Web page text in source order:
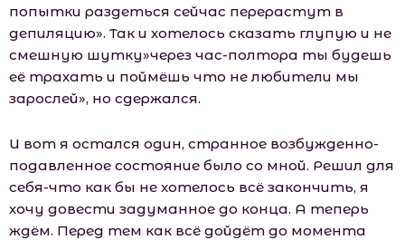
попытки раздеться сейчас перерастут в
депиляцию». Так и хотелось сказать глупую и не
смешную шутку»через час-полтора ты будешь
её трахать и поймёшь что не любители мы
зарослей», но сдержался.
И вот я остался один, странное возбужденно-
подавленное состояние было со мной. Решил для
себя-что как бы не хотелось всё закончить, я
хочу довести задуманное до конца. А теперь
ждём. Перед тем как всё дойдёт до момента